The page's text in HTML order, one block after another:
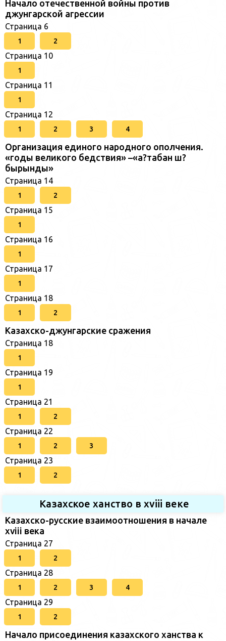
Начало отечественной войны против
джунгарской агрессии
Страница 6
1 2
Страница 10
1
Страница 11
1
Страница 12
1 2 3 4
Организация единого народного ополчения.
«годы великого бедствия» –«а?табан ш?
бырынды»
Страница 14
1 2
Страница 15
1
Страница 16
1
Страница 17
1
Страница 18
1 2
Казахско-джунгарские сражения
Страница 18
1
Страница 19
1
Страница 21
1 2
Страница 22
1 2 3
Страница 23
1 2
Казахское ханство в хviii веке
Казахско-русские взаимоотношения в начале
xviii века
Страница 27
1 2
Страница 28
1 2 3 4
Страница 29
1 2
Начало присоединения казахского ханства к